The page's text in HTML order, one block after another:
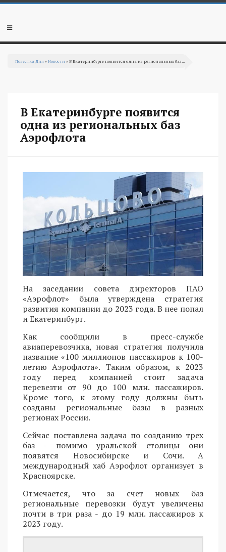
Перейти к основному содержанию
Мобильное
Повестка Дня »Новости » В Екатеринбурге появится одна из региональных баз...
В Екатеринбурге появится
одна из региональных баз
Аэрофлота
На заседании совета директоров ПАО
«Аэрофлот» была утверждена стратегия
развития компании до 2023 года. В нее попал
и Екатеринбург.
Как сообщили в пресс-службе
авиаперевозчика, новая стратегия получила
название «100 миллионов пассажиров к 100-
летию Аэрофлота». Таким образом, к 2023
году перед компанией стоит задача
перевезти от 90 до 100 млн. пассажиров.
Кроме того, к этому году должны быть
созданы региональные базы в разных
регионах России.
Сейчас поставлена задача по созданию трех
баз - помимо уральской столицы они
появятся Новосибирске и Сочи. А
международный хаб Аэрофлот организует в
Красноярске.
Отмечается, что за счет новых баз
региональные перевозки будут увеличены
почти в три раза - до 19 млн. пассажиров к
2023 году.